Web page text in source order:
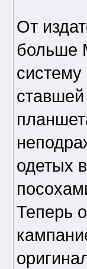
От
больше
систему
одетых
Теперь